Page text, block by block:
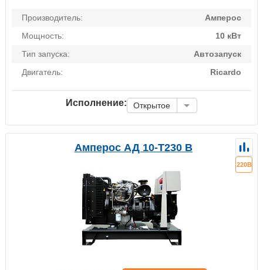
Производитель:
Амперос
Мощность:
10 кВт
Тип запуска:
Автозапуск
Двигатель:
Ricardo
Исполнение: Открытое
Амперос АД 10-Т230 B
220В